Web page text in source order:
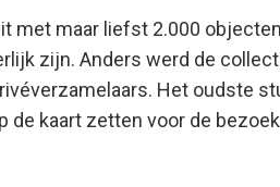
maar liefst 2.000
zijn. Anders werd de
Het oudste
kaart zetten voor de